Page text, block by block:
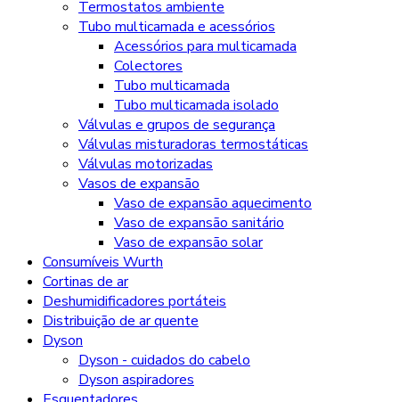
Termostatos ambiente
Tubo multicamada e acessórios
Acessórios para multicamada
Colectores
Tubo multicamada
Tubo multicamada isolado
Válvulas e grupos de segurança
Válvulas misturadoras termostáticas
Válvulas motorizadas
Vasos de expansão
Vaso de expansão aquecimento
Vaso de expansão sanitário
Vaso de expansão solar
Consumíveis Wurth
Cortinas de ar
Deshumidificadores portáteis
Distribuição de ar quente
Dyson
Dyson - cuidados do cabelo
Dyson aspiradores